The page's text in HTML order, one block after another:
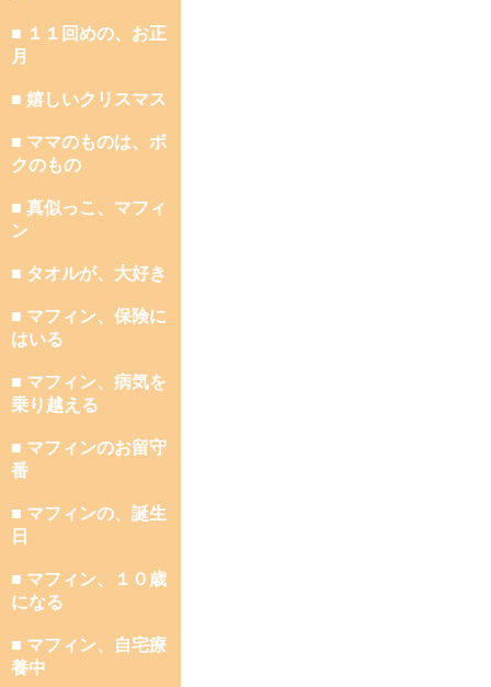
■ １１回めの、お正
月
■ 嬉しいクリスマス
■ ママのものは、ボ
クのもの
■ 真似っこ、マフィ
ン
■ タオルが、大好き
■ マフィン、保険に
はいる
■ マフィン、病気を
乗り越える
■ マフィンのお留守
番
■ マフィンの、誕生
日
■ マフィン、１０歳
になる
■ マフィン、自宅療
養中